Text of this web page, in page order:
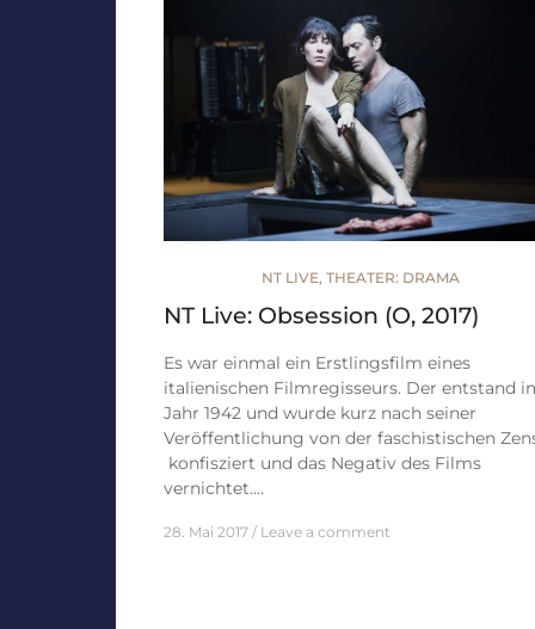
NT LIVE, THEATER: DRAMA
NT Live: Obsession (O, 2017)
Es war einmal ein Erstlingsfilm eines
italienischen Filmregisseurs. Der entstand
Jahr 1942 und wurde kurz nach seiner
Veröffentlichung von der faschistischen
konfisziert und das Negativ des Films
vernichtet.…
28. Mai 2017 Leave a comment